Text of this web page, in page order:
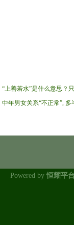
“上善若水”是什么意思？
中年男女关系“不正常”,
Powered by恒耀平